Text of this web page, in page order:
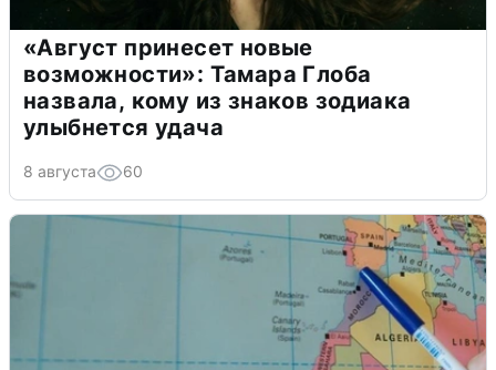
«Август принесет новые
возможности»: Тамара Глоба
назвала, кому из знаков зодиака
улыбнется удача
8 августа 60